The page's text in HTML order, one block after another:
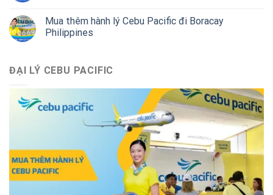
Mua thêm hành lý Cebu Pacific đi Boracay
Philippines
ĐẠI LÝ CEBU PACIFIC